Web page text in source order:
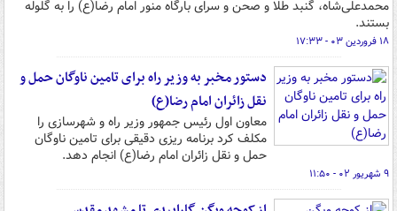
محمدعلی‌شاه، گنبد طلا و صحن و سرای بارگاه منور امام رضا(ع) را به گلوله
بستند.
۱۸ فروردین ۰۳ - ۱۷:۳۳
دستور مخبر به وزیر راه برای تامین ناوگان حمل و
نقل زائران امام رضا(ع)
معاون اول رئیس جمهور وزیر راه و شهرسازی را
مکلف کرد برنامه ریزی دقیقی برای تامین ناوگان
حمل و نقل زائران امام رضا(ع) انجام دهد.
۹ شهریور ۰۲ - ۱۱:۵۰